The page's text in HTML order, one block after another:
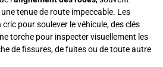
tenue de route impeccable. Les
pour soulever le véhicule, des clés
torche pour inspecter visuellement les
de fissures, de fuites ou de toute autre